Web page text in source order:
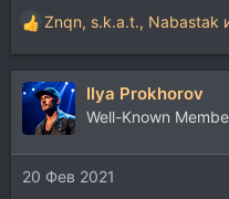
Р
е
а
к
ц
и
и
:
Znqn, s.k.a.t., Nabastak
Ilya Prokhorov
Well-Known
20 Фев 2021